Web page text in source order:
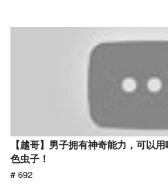
【越哥】男子拥有神奇能力，可以
色虫子！
# 692